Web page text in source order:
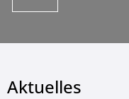
Aktuelles